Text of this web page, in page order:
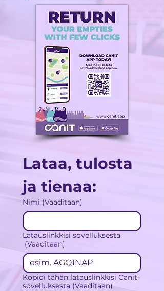
Lataa, tulosta
ja tienaa:
Nimi (Vaaditaan)
Latauslinkkisi sovelluksesta
(Vaaditaan)
Kopioi tähän latauslinkkisi Canit-
sovelluksesta (Vaaditaan)